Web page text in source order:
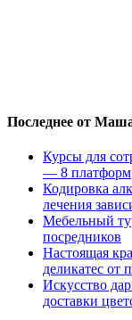
Последнее от
Курсы для
— 8 платформ
Кодировка
лечения
Мебельный
посредников
Настоящая
деликатес от
Искусство
доставки